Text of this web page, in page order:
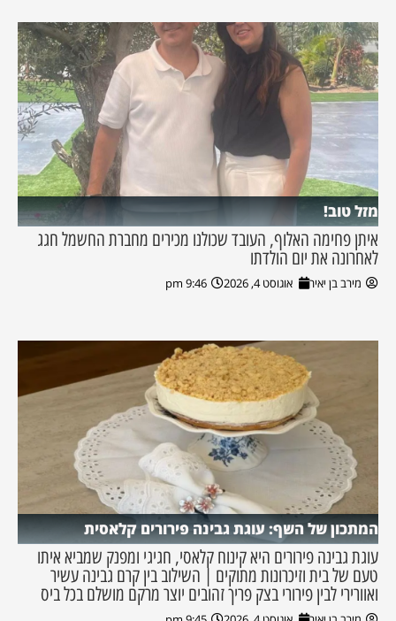
מזל טוב!
איתן פחימה האלוף, העובד שכולנו מכירים מחברת החשמל חגג
לאחרונה את יום הולדתו
מירב בן יאיר אוגוסט 4, 2026 9:46 pm
המתכון של השף: עוגת גבינה פירורים קלאסית
עוגת גבינה פירורים היא קינוח קלאסי, חגיגי ומפנק שמביא איתו
טעם של בית וזיכרונות מתוקים | השילוב בין קרם גבינה עשיר
ואוורירי לבין פירורי בצק פריך זהובים יוצר מרקם מושלם בכל ביס